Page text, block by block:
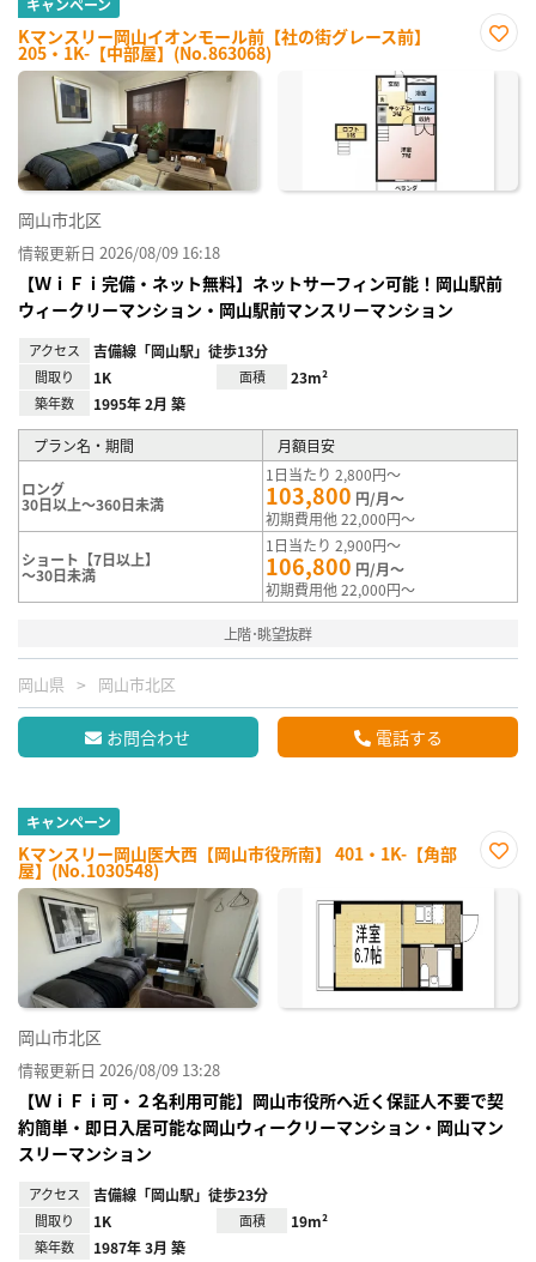
Kマンスリー岡山イオンモール前【社の街グレース前】
205・1K-【中部屋】(No.863068)
に入
岡山市北区
情報更新日 2026/08/09 16:18
【ＷｉＦｉ完備・ネット無料】ネットサーフィン可能！岡山駅前
ウィークリーマンション・岡山駅前マンスリーマンション
アクセス 吉備線「岡山駅」徒歩13分
間取り 1K 面積 23m²
築年数 1995年 2月 築
プラン名・期間 月額目安
ロング
30日以上～360日未満
1日当たり 2,800円～
103,800 円/月～
初期費用他 22,000円～
ショート【7日以上】
～30日未満
1日当たり 2,900円～
106,800 円/月～
初期費用他 22,000円～
上階･眺望抜群
岡山県 岡山市北区
お問合わせ 電話する
キャンペーン
Kマンスリー岡山医大西【岡山市役所南】 401・1K-【角部
屋】(No.1030548)
に入
岡山市北区
情報更新日 2026/08/09 13:28
【ＷｉＦｉ可・２名利用可能】岡山市役所へ近く保証人不要で契
約簡単・即日入居可能な岡山ウィークリーマンション・岡山マン
スリーマンション
アクセス 吉備線「岡山駅」徒歩23分
間取り 1K 面積 19m²
築年数 1987年 3月 築